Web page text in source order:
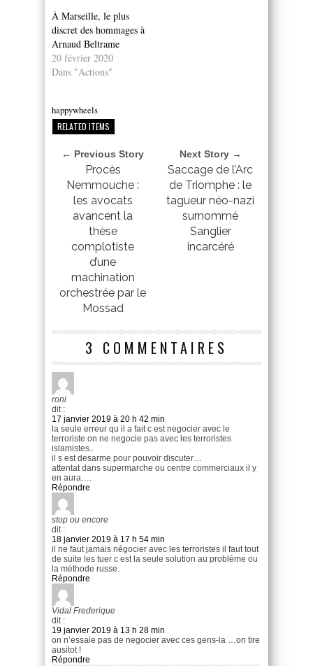
À Marseille, le plus
discret des hommages à
Arnaud Beltrame
20 février 2020
Dans "Actions"
happywheels
RELATED ITEMS
← Previous Story
Procès
Nemmouche :
les avocats
avancent la
thèse
complotiste
d’une
machination
orchestrée par le
Mossad
Next Story →
Saccage de l’Arc
de Triomphe : le
tagueur néo-nazi
surnommé
Sanglier
incarcéré
3 COMMENTAIRES
roni
dit :
17 janvier 2019 à 20 h 42 min
la seule erreur qu il a fait c est negocier avec le
terroriste on ne negocie pas avec les terroristes
islamistes..
il s est desarme pour pouvoir discuter…
attentat dans supermarche ou centre commerciaux il y
en aura….
Répondre
stop ou encore
dit :
18 janvier 2019 à 17 h 54 min
il ne faut jamais négocier avec les terroristes il faut tout
de suite les tuer c est la seule solution au problème ou
la méthode russe.
Répondre
Vidal Frederique
dit :
19 janvier 2019 à 13 h 28 min
on n’essaie pas de negocier avec ces gens-la …on tire
ausitot !
Répondre